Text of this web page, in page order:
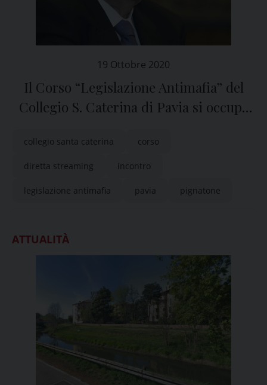
19 Ottobre 2020
Il Corso “Legislazione Antimafia” del
Collegio S. Caterina di Pavia si occupa
collegio santa caterina corso
diretta streaming incontro
legislazione antimafia pavia pignatone
ATTUALITÀ